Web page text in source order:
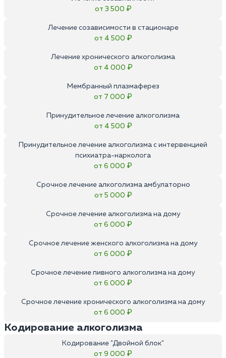
от 3 500 ₽
Лечение созависимости в стационаре
от 4 500 ₽
Лечение хронического алкоголизма
от 4 000 ₽
Мембранный плазмаферез
от 7 000 ₽
Принудительное лечение алкоголизма
от 4 500 ₽
Принудительное лечение алкоголизма с интервенцией
психиатра-нарколога
от 6 000 ₽
Срочное лечение алкоголизма амбулаторно
от 5 000 ₽
Срочное лечение алкоголизма на дому
от 6 000 ₽
Срочное лечение женского алкоголизма на дому
от 6 000 ₽
Срочное лечение пивного алкоголизма на дому
от 6 000 ₽
Срочное лечение хронического алкоголизма на дому
от 6 000 ₽
Кодирование алкоголизма
Кодирование "Двойной блок"
от 9 000 ₽